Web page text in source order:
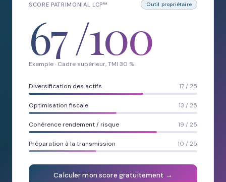
SCORE PATRIMONIAL LCP™ Outil propriétaire
67/100
Exemple · Cadre supérieur, TMI 30 %
Diversification des actifs 17 / 25
Optimisation fiscale 13 / 25
Cohérence rendement / risque 19 / 25
Préparation à la transmission 10 / 25
Calculer mon score gratuitement →